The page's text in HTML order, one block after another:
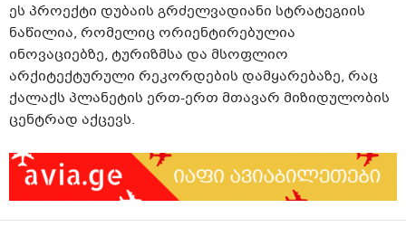
ეს პროექტი დუბაის გრძელვადიანი სტრატეგიის
ნაწილია, რომელიც ორიენტირებულია
ინოვაციებზე, ტურიზმსა და მსოფლიო
არქიტექტურული რეკორდების დამყარებაზე, რაც
ქალაქს პლანეტის ერთ-ერთ მთავარ მიზიდულობის
ცენტრად აქცევს.